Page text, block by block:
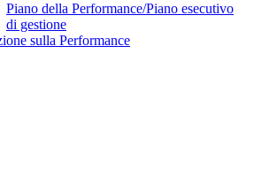
Piano della Performance/Piano esecutivo
di gestione
sulla Performance